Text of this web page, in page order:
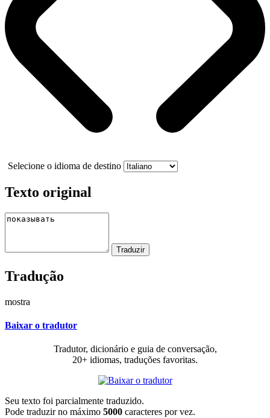
Selecione o idioma de destino
Texto original
Tradução
mostra
Baixar o tradutor
Tradutor, dicionário e guia de conversação,
20+ idiomas, traduções favoritas.
Seu texto foi parcialmente traduzido.
Pode traduzir no máximo 5000 caracteres por vez.